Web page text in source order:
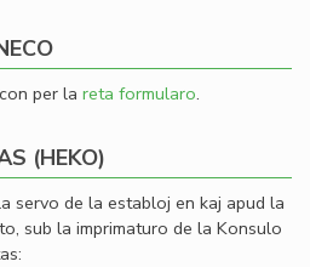
per la reta formularo.
(HEKO)
servo de la establoj en kaj apud la
sub la imprimaturo de la Konsulo